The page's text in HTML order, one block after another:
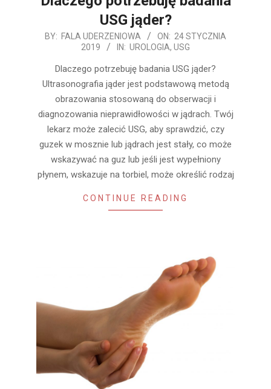
USG jąder?
2019-
BY: FALA UDERZENIOWA ON: 24 STYCZNIA
2019
IN: UROLOGIA, USG
Dlaczego potrzebuję badania USG jąder?
Ultrasonografia jąder jest podstawową metodą
obrazowania stosowaną do obserwacji i
diagnozowania nieprawidłowości w jądrach. Twój
lekarz może zalecić USG, aby sprawdzić, czy
guzek w mosznie lub jądrach jest stały, co może
wskazywać na guz lub jeśli jest wypełniony
płynem, wskazuje na torbiel, może określić rodzaj
CONTINUE READING